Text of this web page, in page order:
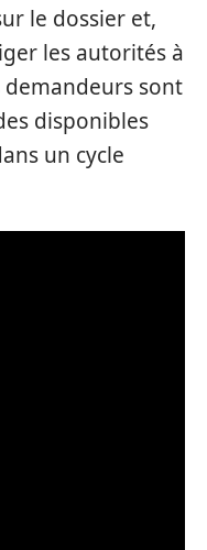
le dossier et,
les autorités à
demandeurs sont
disponibles
un cycle